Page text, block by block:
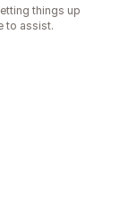
things up
to assist.